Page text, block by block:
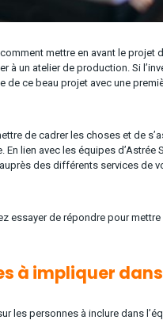
mettre en avant le projet
à un atelier de production. Si
ce beau projet avec une
de cadrer les choses et de
lien avec les équipes d’Astrée
des différents services de
essayer de répondre pour
à impliquer
les personnes à inclure dans